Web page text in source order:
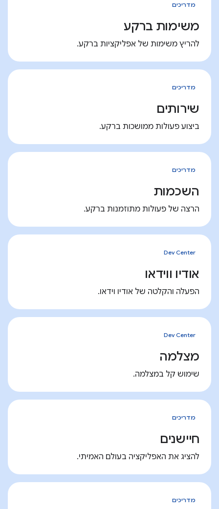
מדריכים
משימות ברקע
להריץ משימות של אפליקציות ברקע.
מדריכים
שירותים
ביצוע פעולות ממושכות ברקע.
מדריכים
השכמות
הרצה של פעולות מתוזמנות ברקע.
Dev Center
אודיו ווידאו
הפעלה והקלטה של אודיו וידאו.
Dev Center
מצלמה
שימוש קל במצלמה.
מדריכים
חיישנים
להציג את האפליקציה בעולם האמיתי.
מדריכים